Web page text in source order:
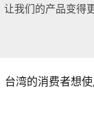
我们的产品变得
湾的消费者想